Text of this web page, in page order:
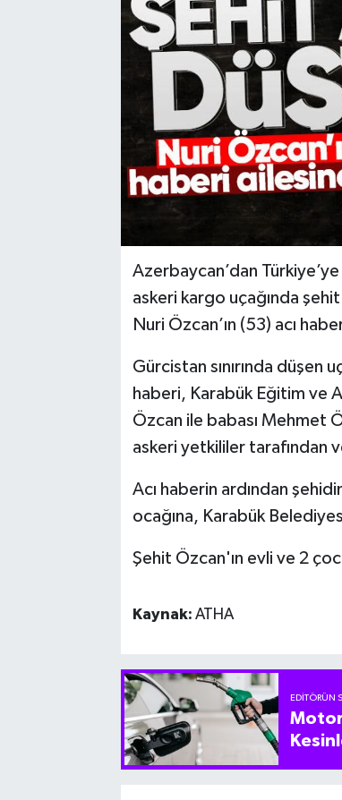
Azerbaycan’dan
askeri kargo uçağında
Nuri Özcan’ın (53) acı
Gürcistan sınırında düşen
haberi, Karabük Eğitim ve
Özcan ile babası Mehmet
askeri yetkililer tarafından
Acı haberin ardından
ocağına, Karabük
Şehit Özcan'ın evli ve 2
Kaynak: ATHA
EDITÖRÜN